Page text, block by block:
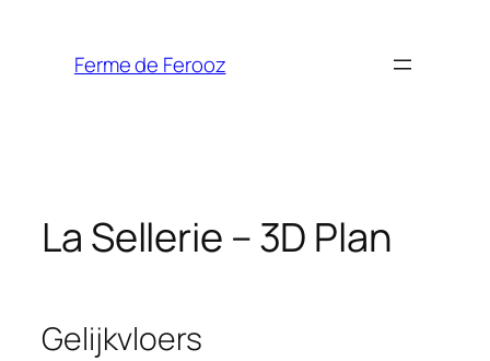
Ferme de Ferooz
La Sellerie – 3D Plan
Gelijkvloers